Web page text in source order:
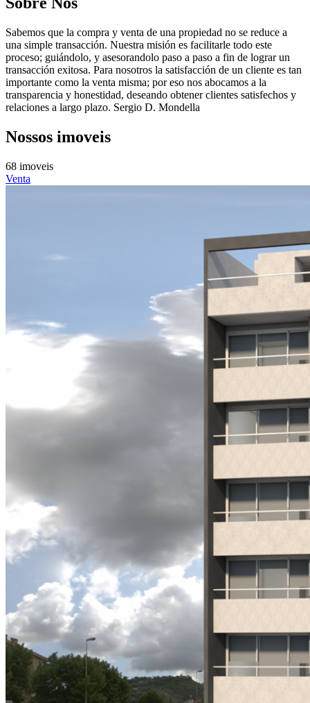
Sabemos que la compra y venta de una propiedad no se reduce a
una simple transacción. Nuestra misión es facilitarle todo este
proceso; guiándolo, y asesorandolo paso a paso a fin de lograr un
transacción exitosa. Para nosotros la satisfacción de un cliente es tan
importante como la venta misma; por eso nos abocamos a la
transparencia y honestidad, deseando obtener clientes satisfechos y
relaciones a largo plazo. Sergio D. Mondella
Nossos imoveis
68 imoveis
Venta